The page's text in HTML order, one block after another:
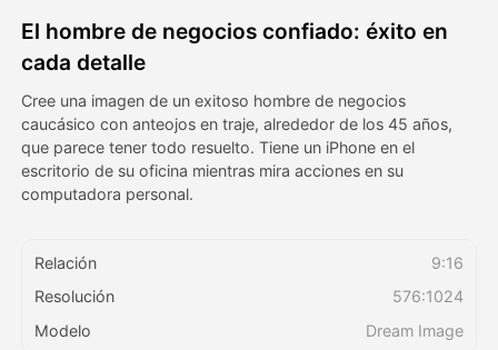
Galería
Blog
API
El hombre de negocios confiado: éxito en
cada detalle
Cree una imagen de un exitoso hombre de negocios
caucásico con anteojos en traje, alrededor de los 45 años,
que parece tener todo resuelto. Tiene un iPhone en el
escritorio de su oficina mientras mira acciones en su
computadora personal.
Relación
9:16
Resolución
576:1024
Modelo
Dream Image